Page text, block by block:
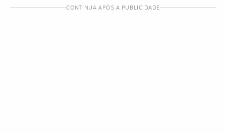
CONTINUA APÓS A PUBLICIDADE